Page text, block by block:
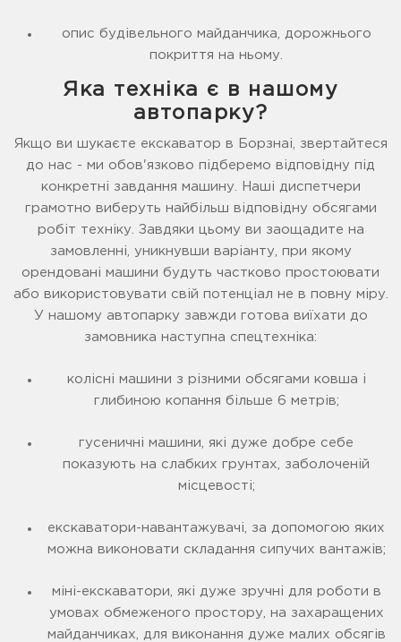
опис будівельного майданчика, дорожнього
покриття на ньому.
Яка техніка є в нашому
автопарку?
Якщо ви шукаєте екскаватор в Борзнаі, звертайтеся
до нас - ми обов'язково підберемо відповідну під
конкретні завдання машину. Наші диспетчери
грамотно виберуть найбільш відповідну обсягами
робіт техніку. Завдяки цьому ви заощадите на
замовленні, уникнувши варіанту, при якому
орендовані машини будуть частково простоювати
або використовувати свій потенціал не в повну міру.
У нашому автопарку завжди готова виїхати до
замовника наступна спецтехніка:
колісні машини з різними обсягами ковша і
глибиною копання більше 6 метрів;
гусеничні машини, які дуже добре себе
показують на слабких грунтах, заболоченій
місцевості;
екскаватори-навантажувачі, за допомогою яких
можна виконовати складання сипучих вантажів;
міні-екскаватори, які дуже зручні для роботи в
умовах обмеженого простору, на захаращених
майданчиках, для виконання дуже малих обсягів